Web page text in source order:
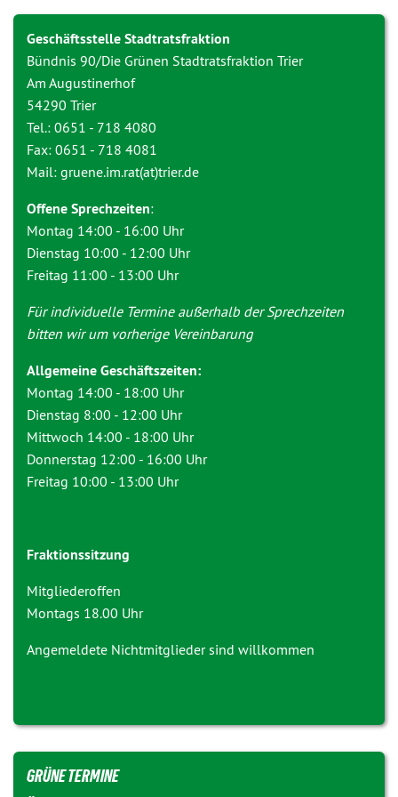
Geschäftsstelle Stadtratsfraktion
Bündnis 90/Die Grünen Stadtratsfraktion Trier
Am Augustinerhof
54290 Trier
Tel.: 0651 - 718 4080
Fax: 0651 - 718 4081
Mail: gruene.im.rat(at)trier.de
Offene Sprechzeiten:
Montag 14:00 - 16:00 Uhr
Dienstag 10:00 - 12:00 Uhr
Freitag 11:00 - 13:00 Uhr
Für individuelle Termine außerhalb der Sprechzeiten
bitten wir um vorherige Vereinbarung
Allgemeine Geschäftszeiten:
Montag 14:00 - 18:00 Uhr
Dienstag 8:00 - 12:00 Uhr
Mittwoch 14:00 - 18:00 Uhr
Donnerstag 12:00 - 16:00 Uhr
Freitag 10:00 - 13:00 Uhr
Fraktionssitzung
Mitgliederoffen
Montags 18.00 Uhr
Angemeldete Nichtmitglieder sind willkommen
GRÜNE TERMINE